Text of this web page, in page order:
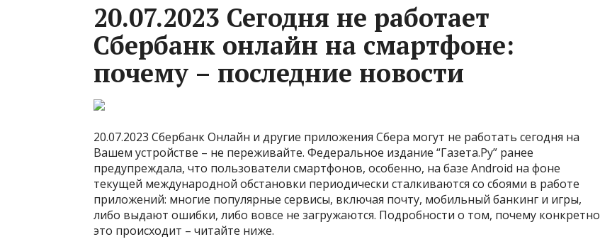
20.07.2023 Сегодня не работает
Сбербанк онлайн на смартфоне:
почему – последние новости
20.07.2023 Сбербанк Онлайн и другие приложения Сбера могут не работать сегодня на
Вашем устройстве – не переживайте. Федеральное издание “Газета.Ру” ранее
предупреждала, что пользователи смартфонов, особенно, на базе Android на фоне
текущей международной обстановки периодически сталкиваются со сбоями в работе
приложений: многие популярные сервисы, включая почту, мобильный банкинг и игры,
либо выдают ошибки, либо вовсе не загружаются. Подробности о том, почему конкретно
это происходит – читайте ниже.